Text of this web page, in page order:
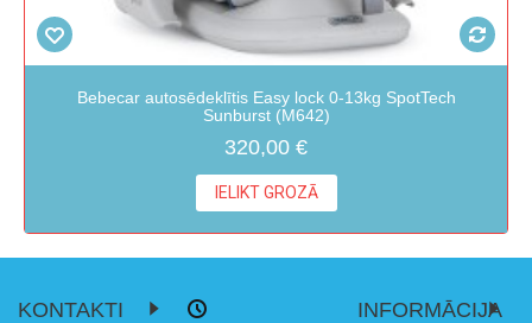
Bebecar autosēdeklītis Easy lock 0-13kg SpotTech
Sunburst (M642)
320,00 €
IELIKT GROZĀ
KONTAKTI INFORMĀCIJA